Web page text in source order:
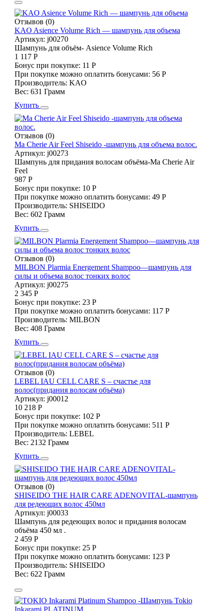
Отзывов (0)
KAO Asience Volume Rich — шампунь для объема
Артикул: j00270
Шампунь для объём- Asience Volume Rich
1 117 Р
Бонус при покупке: 11 Р
При покупке можно оплатить бонусами: 56 Р
Производитель: KAO
Вес: 631 Грамм
Купить
Отзывов (0)
Ma Cherie Air Feel Shiseido -шампунь для объема волос.
Артикул: j00273
Шампунь для придания волосам объёма-Ma Cherie Air
Feel
987 Р
Бонус при покупке: 10 Р
При покупке можно оплатить бонусами: 49 Р
Производитель: SHISEIDO
Вес: 602 Грамм
Купить
Отзывов (0)
MILBON Plarmia Energement Shampoo—шампунь для
силы и объема волос тонких волос
Артикул: j00275
2 345 Р
Бонус при покупке: 23 Р
При покупке можно оплатить бонусами: 117 Р
Производитель: MILBON
Вес: 408 Грамм
Купить
Отзывов (0)
LEBEL IAU CELL CARE S – счастье для
волос(придания волосам объёма)
Артикул: j00012
10 218 Р
Бонус при покупке: 102 Р
При покупке можно оплатить бонусами: 511 Р
Производитель: LEBEL
Вес: 2132 Грамм
Купить
Отзывов (0)
SHISEIDO THE HAIR CARE ADENOVITAL-шампунь
для редеющих волос 450мл
Артикул: j00033
Шампунь для редеющих волос и придания волосам
объёма 450 мл .
2 459 Р
Бонус при покупке: 25 Р
При покупке можно оплатить бонусами: 123 Р
Производитель: SHISEIDO
Вес: 622 Грамм